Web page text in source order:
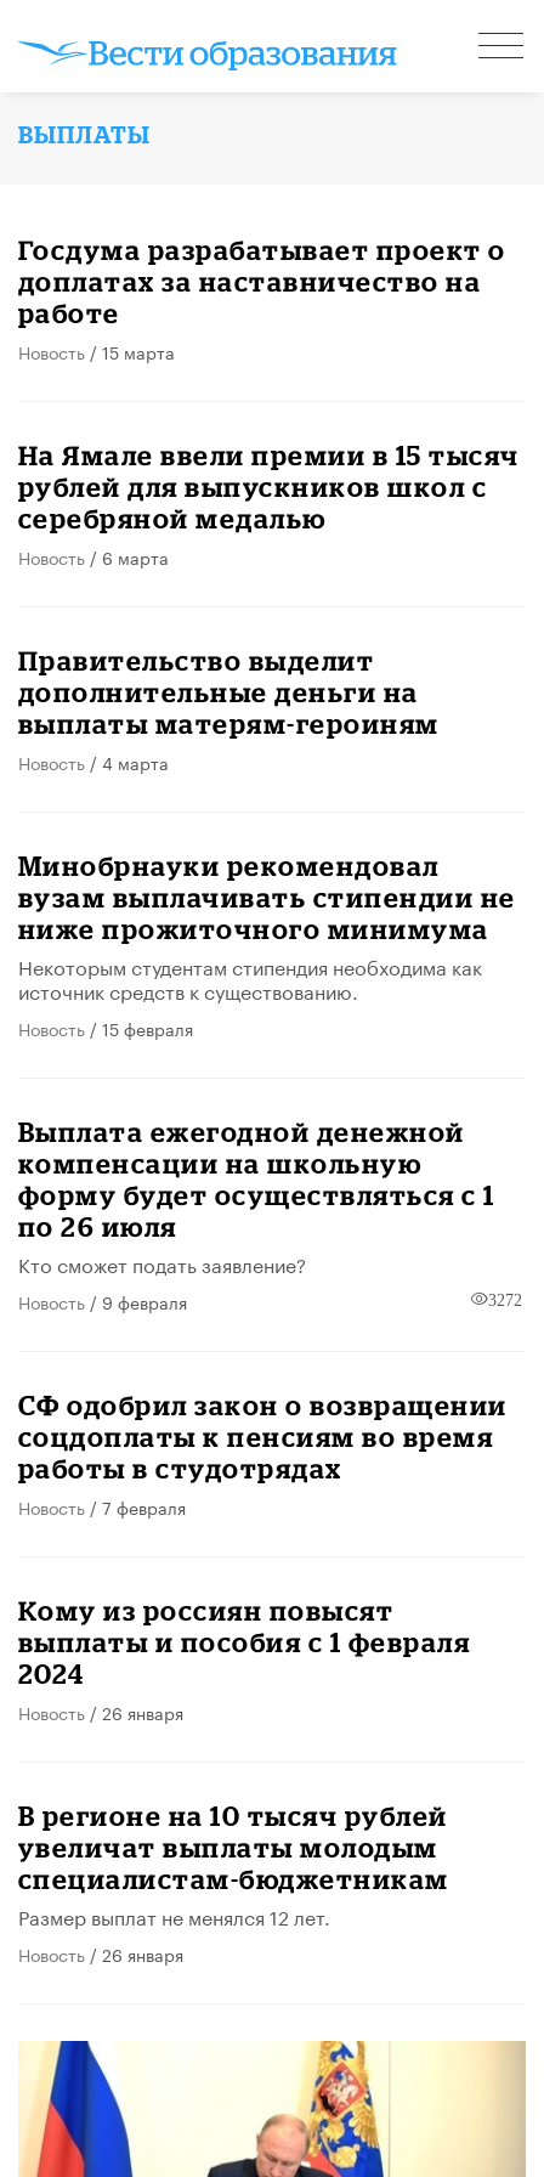
ВЫПЛАТЫ
Госдума разрабатывает проект о
доплатах за наставничество на
работе
Новость / 15 марта
На Ямале ввели премии в 15 тысяч
рублей для выпускников школ с
серебряной медалью
Новость / 6 марта
Правительство выделит
дополнительные деньги на
выплаты матерям-героиням
Новость / 4 марта
Минобрнауки рекомендовал
вузам выплачивать стипендии не
ниже прожиточного минимума
Некоторым студентам стипендия необходима как
источник средств к существованию.
Новость / 15 февраля
Выплата ежегодной денежной
компенсации на школьную
форму будет осуществляться с 1
по 26 июля
Кто сможет подать заявление?
Новость / 9 февраля 3272
СФ одобрил закон о возвращении
соцдоплаты к пенсиям во время
работы в студотрядах
Новость / 7 февраля
Кому из россиян повысят
выплаты и пособия с 1 февраля
2024
Новость / 26 января
В регионе на 10 тысяч рублей
увеличат выплаты молодым
специалистам-бюджетникам
Размер выплат не менялся 12 лет.
Новость / 26 января